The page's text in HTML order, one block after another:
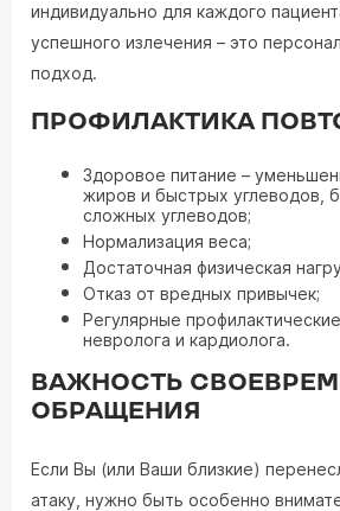
индивидуально для каждого
успешного излечения – это
подход.
ПРОФИЛАКТИКА
Здоровое питание –
жиров и быстрых углеводов,
сложных углеводов;
Нормализация веса;
Достаточная физическая
Отказ от вредных привычек;
Регулярные
невролога и кардиолога.
ВАЖНОСТЬ
ОБРАЩЕНИЯ
Если Вы (или Ваши близкие)
атаку, нужно быть особенно